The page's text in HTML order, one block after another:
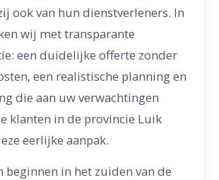
ook van hun dienstverleners. In
wij met transparante
een duidelijke offerte zonder
een realistische planning en
die aan uw verwachtingen
klanten in de provincie Luik
eerlijke aanpak.
beginnen in het zuiden van de